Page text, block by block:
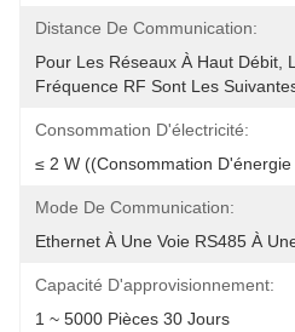
Distance De Communication:
Pour Les Réseaux À Haut Débit,
Fréquence RF Sont Les
Consommation D'électricité:
≤ 2 W ((consommation
Mode De Communication:
Ethernet À Une Voie RS485 À
Capacité D'approvisionnement:
1 ~ 5000 Pièces 30 Jours